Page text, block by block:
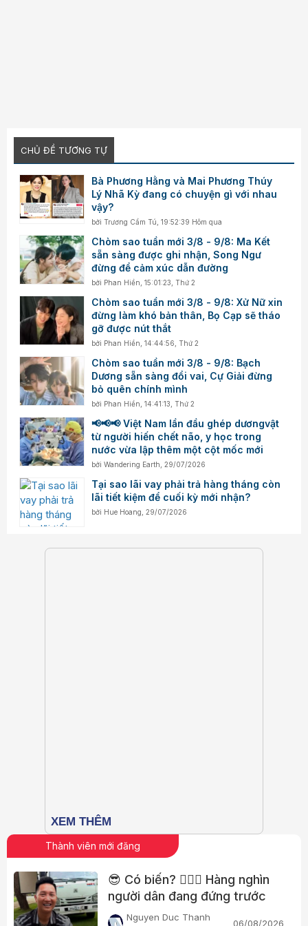
CHỦ ĐỀ TƯƠNG TỰ
Bà Phương Hằng và Mai Phương Thúy
Lý Nhã Kỳ đang có chuyện gì với nhau
vậy?
bởiTrương Cẩm Tú ,19:52:39 Hôm qua
Chòm sao tuần mới 3/8 - 9/8: Ma Kết
sẵn sàng được ghi nhận, Song Ngư
đừng để cảm xúc dẫn đường
bởi Phan Hiền ,15:01:23, Thứ 2
Chòm sao tuần mới 3/8 - 9/8: Xử Nữ xin
đừng làm khó bản thân, Bọ Cạp sẽ tháo
gỡ được nút thắt
bởi Phan Hiền ,14:44:56, Thứ 2
Chòm sao tuần mới 3/8 - 9/8: Bạch
Dương sẵn sàng đổi vai, Cự Giải đừng
bỏ quên chính mình
bởi Phan Hiền ,14:41:13, Thứ 2
📢📢📢 Việt Nam lần đầu ghép dươngvật
từ người hiến chết não, y học trong
nước vừa lập thêm một cột mốc mới
bởiWandering Earth ,29/07/2026
Tại sao lãi vay phải trả hàng tháng còn
lãi tiết kiệm để cuối kỳ mới nhận?
bởi Hue Hoang ,29/07/2026
Thành viên mới đăng
😎 Có biến? 👮🏻‍♂️ Hàng nghìn
người dân đang đứng trước
nhà Huấn “hoa hồng”?
Nguyen Duc Thanh
06/08/2026